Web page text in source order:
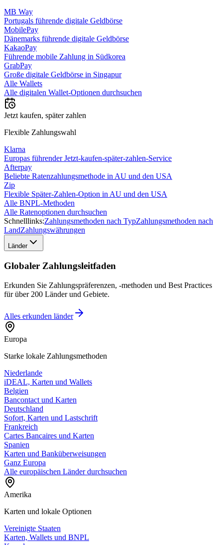
MB Way
Portugals führende digitale Geldbörse
MobilePay
Dänemarks führende digitale Geldbörse
KakaoPay
Führende mobile Zahlung in Südkorea
GrabPay
Große digitale Geldbörse in Singapur
Alle Wallets
Alle digitalen Wallet-Optionen durchsuchen
Jetzt kaufen, später zahlen
Flexible Zahlungswahl
Klarna
Europas führender Jetzt-kaufen-später-zahlen-Service
Afterpay
Beliebte Ratenzahlungsmethode in AU und den USA
Zip
Flexible Später-Zahlen-Option in AU und den USA
Alle BNPL-Methoden
Alle Ratenoptionen durchsuchen
Schnelllinks:Zahlungsmethoden nach TypZahlungsmethoden nach
LandZahlungswährungen
Länder
Globaler Zahlungsleitfaden
Erkunden Sie Zahlungspräferenzen, -methoden und Best Practices
für über 200 Länder und Gebiete.
Alles erkunden länder
Europa
Starke lokale Zahlungsmethoden
Niederlande
iDEAL, Karten und Wallets
Belgien
Bancontact und Karten
Deutschland
Sofort, Karten und Lastschrift
Frankreich
Cartes Bancaires und Karten
Spanien
Karten und Banküberweisungen
Ganz Europa
Alle europäischen Länder durchsuchen
Amerika
Karten und lokale Optionen
Vereinigte Staaten
Karten, Wallets und BNPL